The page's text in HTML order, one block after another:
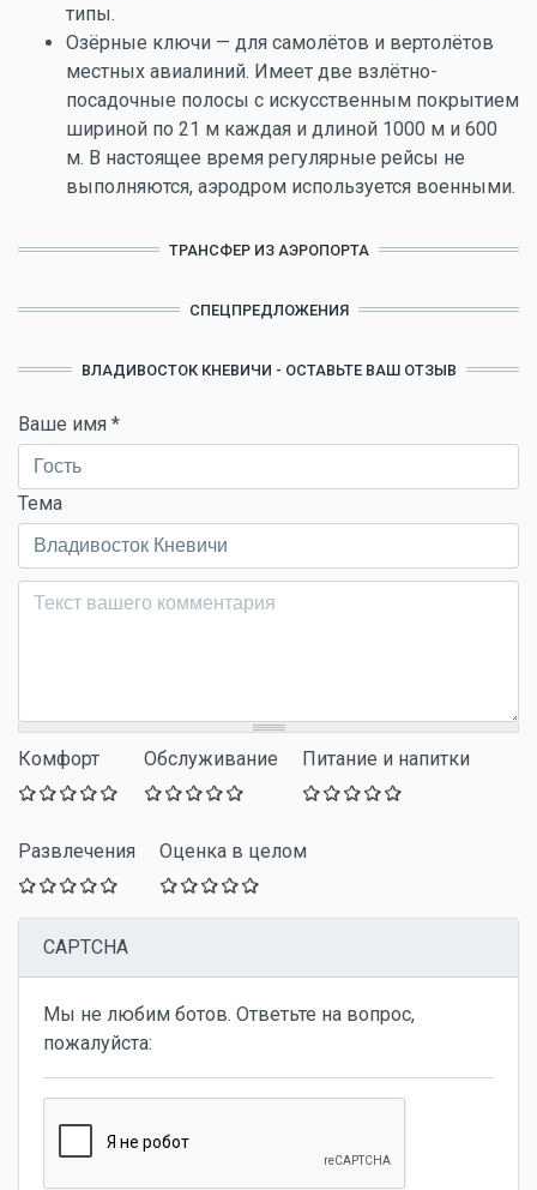
типы.
Озёрные ключи — для самолётов и вертолётов
местных авиалиний. Имеет две взлётно-
посадочные полосы с искусственным покрытием
шириной по 21 м каждая и длиной 1000 м и 600
м. В настоящее время регулярные рейсы не
выполняются, аэродром используется военными.
ТРАНСФЕР ИЗ АЭРОПОРТА
СПЕЦПРЕДЛОЖЕНИЯ
ВЛАДИВОСТОК КНЕВИЧИ - ОСТАВЬТЕ ВАШ ОТЗЫВ
Ваше имя *
Тема
Комментарий*
Комфорт Обслуживание Питание и напитки
Развлечения Оценка в целом
CAPTCHA
Мы не любим ботов. Ответьте на вопрос,
пожалуйста: